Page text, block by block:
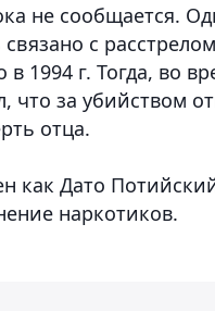
не сообщается.
с
1994 г. Тогда, во
что за убийством
отца.
как Дато
наркотиков.